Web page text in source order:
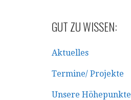
GUT ZU WISSEN:
Aktuelles
Termine/ Projekte
Unsere Höhepunkte